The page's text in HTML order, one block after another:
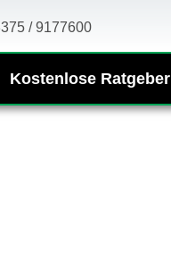
/ 9177600
Kostenlose Ratgeber